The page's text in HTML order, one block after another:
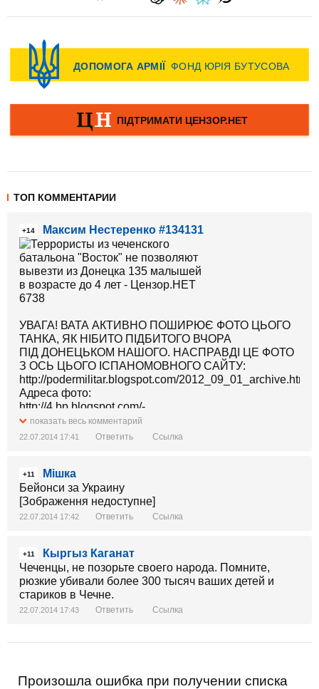
ТОП КОММЕНТАРИИ
+14 Максим Нестеренко #134131
УВАГА! ВАТА АКТИВНО ПОШИРЮЄ ФОТО ЦЬОГО
ТАНКА, ЯК НІБИТО ПІДБИТОГО ВЧОРА
ПІД ДОНЕЦЬКОМ НАШОГО. НАСПРАВДІ ЦЕ ФОТО
З ОСЬ ЦЬОГО ІСПАНОМОВНОГО САЙТУ:
http://podermilitar.blogspot.com/2012_09_01_archive.html
Адреса фото:
http://4.bp.blogspot.com/-
XBn4Zp_2zNU/U81c5m9GMFI/AAAAAAAAEss/
c/P4RCmQRkObc.jpg
ПРОПАГАНДІ.
показать весь комментарий
22.07.2014 17:41 Ответить Ссылка
+11
Мішка
Бейонси за Украину
[Зображення недоступне]
22.07.2014 17:42 Ответить Ссылка
+11
Кыргыз Каганат
Чеченцы, не позорьте своего народа. Помните,
рюзкие убивали более 300 тысяч ваших детей и
стариков в Чечне.
22.07.2014 17:43 Ответить Ссылка
Произошла ошибка при получении списка